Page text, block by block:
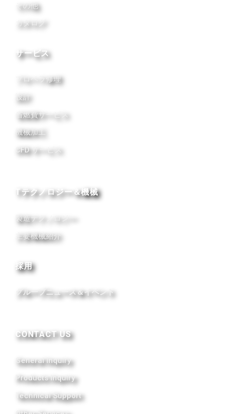
その他
カタログ
サービス
プロペラ修理
設計
省燃費サービス
機械加工
CFD サービス
Tテクノロジー＆機械
製造テクノロジー
主要機械紹介
採用
グループニュース＆イベント
CONTACT US
General Inquiry
Products Inquiry
Technical Support